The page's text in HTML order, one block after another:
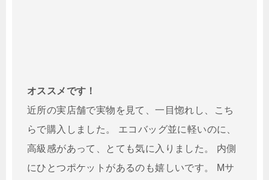
オススメです！
近所の実店舗で実物を見て、一目惚れし、こち
らで購入しました。 エコバッグ並に軽いのに、
高級感があって、とても気に入りました。 内側
にひとつポケットがあるのも嬉しいです。 Mサ